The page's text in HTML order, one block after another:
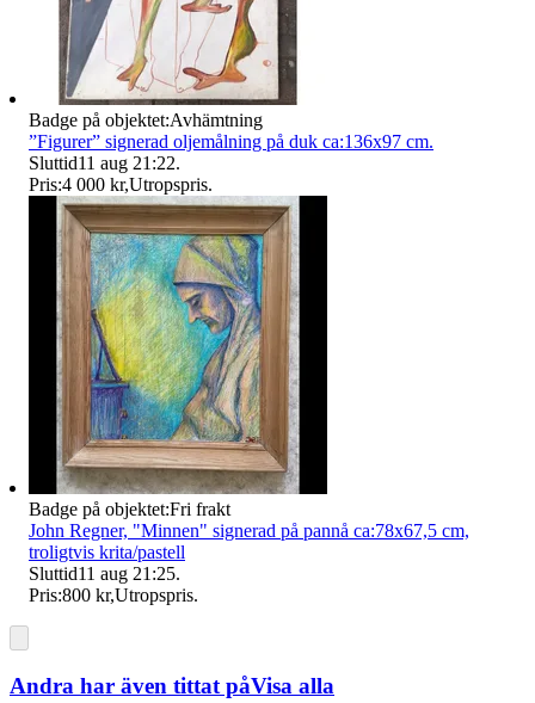
Badge på objektet:Avhämtning
”Figurer” signerad oljemålning på duk ca:136x97 cm.
Sluttid11 aug 21:22.
Pris:4 000 kr,Utropspris.
Badge på objektet:Fri frakt
John Regner, "Minnen" signerad på pannå ca:78x67,5 cm,
troligtvis krita/pastell
Sluttid11 aug 21:25.
Pris:800 kr,Utropspris.
Andra har även tittat påVisa alla